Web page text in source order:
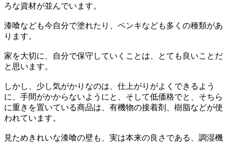
ろな資材が並んでいます。
漆喰なども今自分で塗れたり、ペンキなども多くの種類があ
ります。
家を大切に、自分で保守していくことは、とても良いことだ
と思います。
しかし、少し気がかりなのは、仕上がりがよくできるよう
に、手間がかからないようにと、そして低価格でと、そちら
に重きを置いている商品は、有機物の接着剤、樹脂などが使
われています。
見ためきれいな漆喰の壁も、実は本来の良さである、調湿機